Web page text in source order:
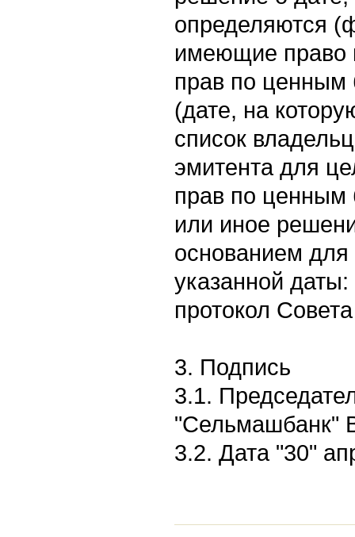
определяются
имеющие право
прав по ценным
(дате, на
список
эмитента для
прав по ценным
или иное
основанием
указанной даты:
протокол
3. Подпись
3.1.
"Сельмашбанк"
3.2. Дата "30"